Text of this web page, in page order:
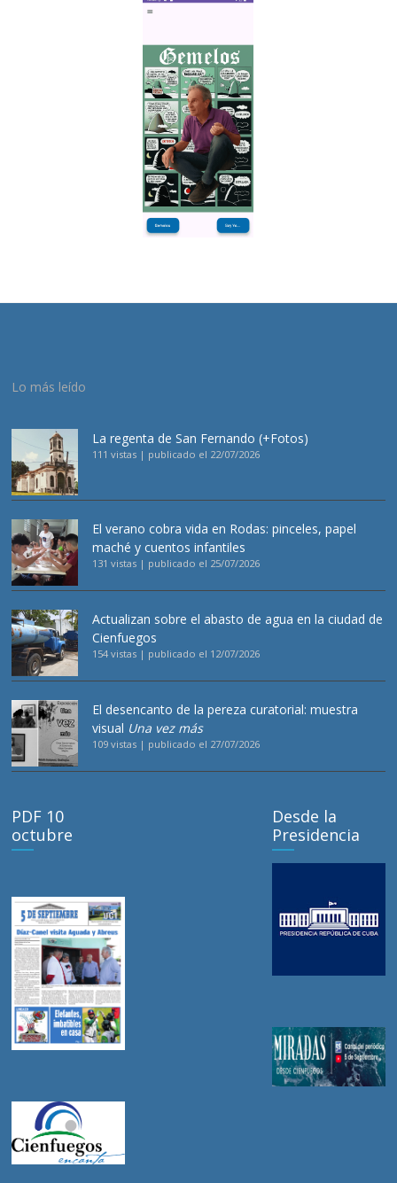
Lo más leído
La regenta de San Fernando (+Fotos)
111 vistas | publicado el 22/07/2026
El verano cobra vida en Rodas: pinceles, papel
maché y cuentos infantiles
131 vistas | publicado el 25/07/2026
Actualizan sobre el abasto de agua en la ciudad de
Cienfuegos
154 vistas | publicado el 12/07/2026
El desencanto de la pereza curatorial: muestra
visual Una vez más
109 vistas | publicado el 27/07/2026
PDF 10
octubre
Desde la
Presidencia